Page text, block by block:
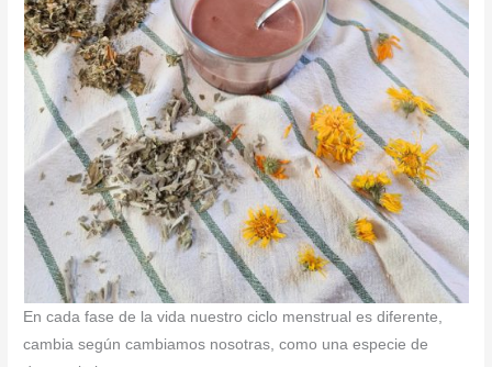
En cada fase de la vida nuestro ciclo menstrual es diferente,
cambia según cambiamos nosotras, como una especie de